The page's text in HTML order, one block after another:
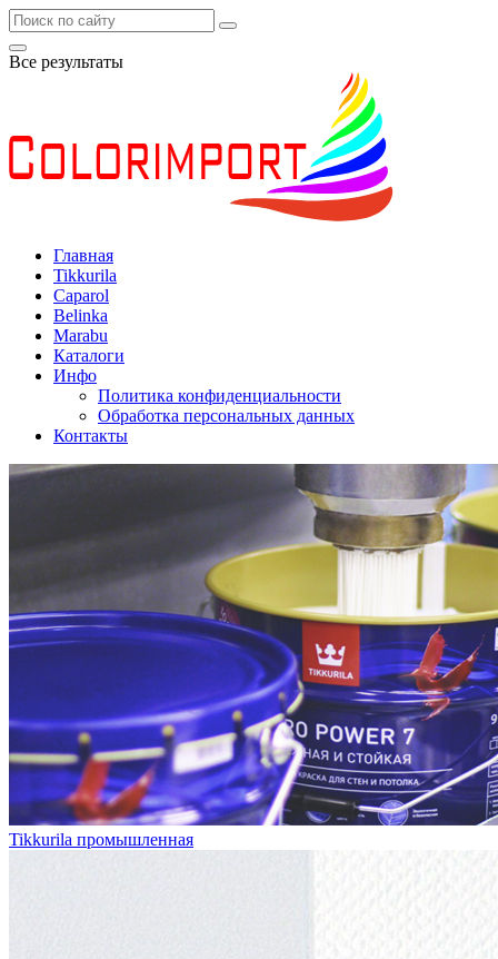
Все результаты
Главная
Tikkurila
Caparol
Belinka
Marabu
Каталоги
Инфо
Политика конфиденциальности
Обработка персональных данных
Контакты
Tikkurila промышленная